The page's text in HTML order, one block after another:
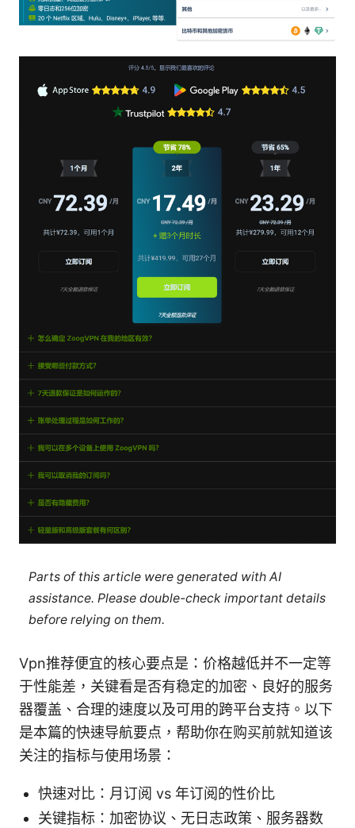
Parts of this article were generated with AI
assistance. Please double-check important details
before relying on them.
Vpn推荐便宜的核心要点是：价格越低并不一定等
于性能差，关键看是否有稳定的加密、良好的服务
器覆盖、合理的速度以及可用的跨平台支持。以下
是本篇的快速导航要点，帮助你在购买前就知道该
关注的指标与使用场景：
快速对比：月订阅 vs 年订阅的性价比
关键指标：加密协议、无日志政策、服务器数